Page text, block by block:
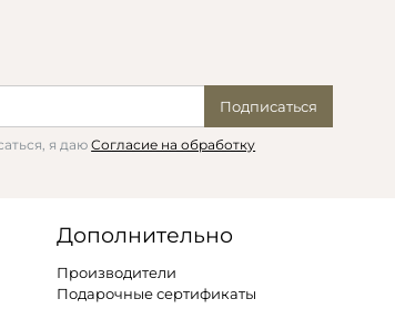
Подписаться
я даюСогласие на обработку
Дополнительно
Производители
Подарочные сертификаты